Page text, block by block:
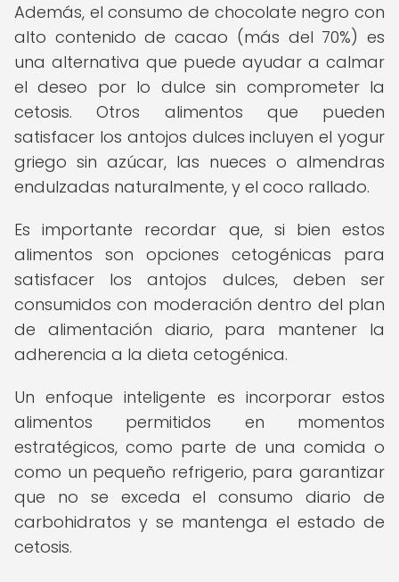
Además, el consumo de chocolate negro con
alto contenido de cacao (más del 70%) es
una alternativa que puede ayudar a calmar
el deseo por lo dulce sin comprometer la
cetosis. Otros alimentos que pueden
satisfacer los antojos dulces incluyen el yogur
griego sin azúcar, las nueces o almendras
endulzadas naturalmente, y el coco rallado.
Es importante recordar que, si bien estos
alimentos son opciones cetogénicas para
satisfacer los antojos dulces, deben ser
consumidos con moderación dentro del plan
de alimentación diario, para mantener la
adherencia a la dieta cetogénica.
Un enfoque inteligente es incorporar estos
alimentos permitidos en momentos
estratégicos, como parte de una comida o
como un pequeño refrigerio, para garantizar
que no se exceda el consumo diario de
carbohidratos y se mantenga el estado de
cetosis.